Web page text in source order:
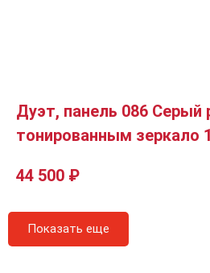
Дуэт, панель 086 Серый
тонированным зеркало
44 500 ₽
Показать еще